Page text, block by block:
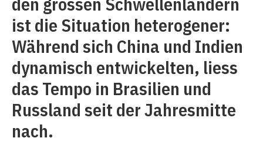
ist die Situation heterogener:
Während sich China und Indien
dynamisch entwickelten, liess
das Tempo in Brasilien und
Russland seit der Jahresmitte
nach.